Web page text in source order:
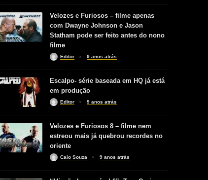
Velozes e Furiosos – filme apenas
com Dwayne Johnson e Jason
Statham pode ser feito antes do nono
filme
Editor 9 anos atrás
Escalpo- série baseada em HQ já está
em produção
Editor 9 anos atrás
Velozes e Furiosos 8 – filme nem
estreou mais já quebrou recordes no
oriente
Caio Souza 9 anos atrás